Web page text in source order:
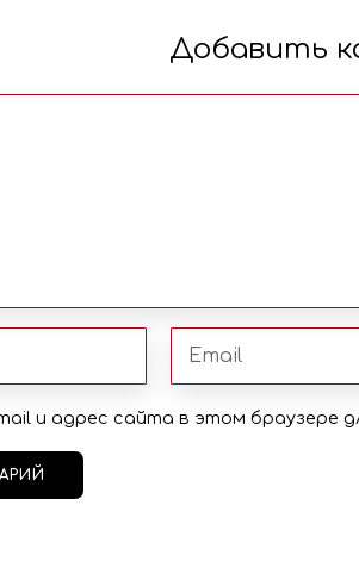
Добавить
и адрес сайта в этом браузере